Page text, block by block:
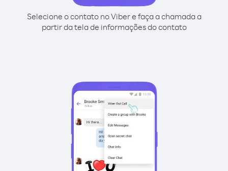
Selecione o contato no Viber e faça a chamada a
partir da tela de informações do contato